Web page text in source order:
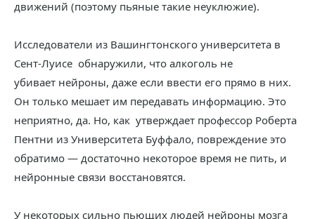
движений (поэтому пьяные такие неуклюжие).
Исследователи из Вашингтонского университета в
Сент-Луисе обнаружили, что алкоголь не
убивает нейроны, даже если ввести его прямо в них.
Он только мешает им передавать информацию. Это
неприятно, да. Но, как утверждает профессор Роберта
Пентни из Университета Буффало, повреждение это
обратимо — достаточно некоторое время не пить, и
нейронные связи восстановятся.
У некоторых сильно пьющих людей нейроны мозга